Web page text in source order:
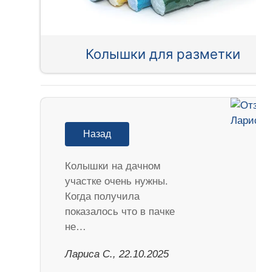
Колышки для разметки
Назад
Колышки на дачном
участке очень нужны.
Когда получила
показалось что в пачке
не…
Лариса С., 22.10.2025